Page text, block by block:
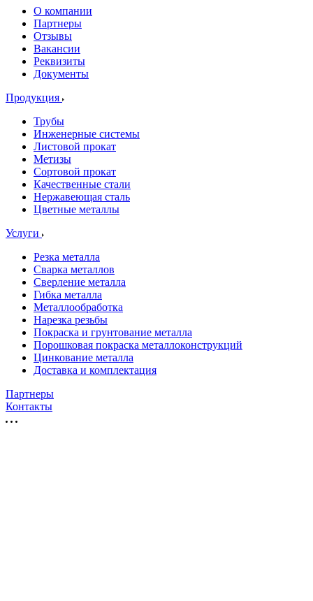
О компании
Партнеры
Отзывы
Вакансии
Реквизиты
Документы
Продукция
Трубы
Инженерные системы
Листовой прокат
Метизы
Сортовой прокат
Качественные стали
Нержавеющая сталь
Цветные металлы
Услуги
Резка металла
Сварка металлов
Сверление металла
Гибка металла
Металлообработка
Нарезка резьбы
Покраска и грунтование металла
Порошковая покраска металлоконструкций
Цинкование металла
Доставка и комплектация
Партнеры
Контакты